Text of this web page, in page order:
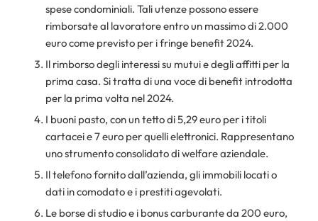
spese condominiali. Tali utenze possono essere
rimborsate al lavoratore entro un massimo di 2.000
euro come previsto per i fringe benefit 2024.
Il rimborso degli interessi su mutui e degli affitti per la
prima casa. Si tratta di una voce di benefit introdotta
per la prima volta nel 2024.
I buoni pasto, con un tetto di 5,29 euro per i titoli
cartacei e 7 euro per quelli elettronici. Rappresentano
uno strumento consolidato di welfare aziendale.
Il telefono fornito dall’azienda, gli immobili locati o
dati in comodato e i prestiti agevolati.
Le borse di studio e i bonus carburante da 200 euro,